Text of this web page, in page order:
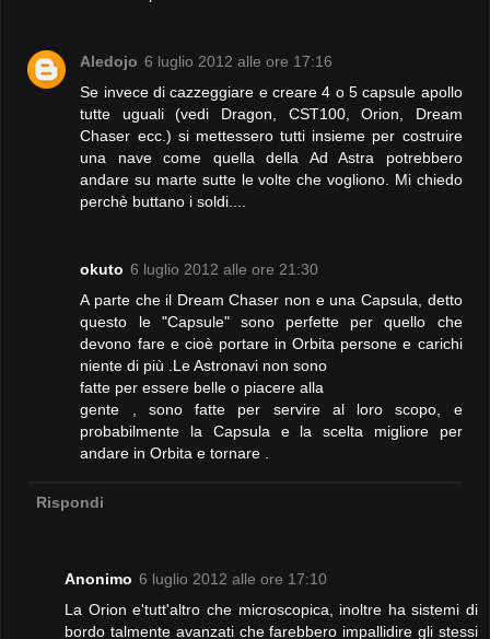
Aledojo 6 luglio 2012 alle ore 17:16
Se invece di cazzeggiare e creare 4 o 5 capsule apollo
tutte uguali (vedi Dragon, CST100, Orion, Dream
Chaser ecc.) si mettessero tutti insieme per costruire
una nave come quella della Ad Astra potrebbero
andare su marte sutte le volte che vogliono. Mi chiedo
perchè buttano i soldi....
okuto 6 luglio 2012 alle ore 21:30
A parte che il Dream Chaser non e una Capsula, detto
questo le "Capsule" sono perfette per quello che
devono fare e cioè portare in Orbita persone e carichi
niente di più .Le Astronavi non sono
fatte per essere belle o piacere alla
gente , sono fatte per servire al loro scopo, e
probabilmente la Capsula e la scelta migliore per
andare in Orbita e tornare .
Rispondi
Anonimo 6 luglio 2012 alle ore 17:10
La Orion e'tutt'altro che microscopica, inoltre ha sistemi di
bordo talmente avanzati che farebbero impallidire gli stessi